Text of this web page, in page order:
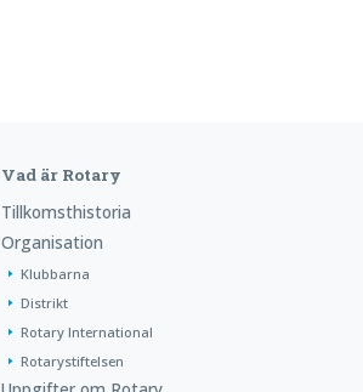
Vad är Rotary
Tillkomsthistoria
Organisation
Klubbarna
Distrikt
Rotary International
Rotarystiftelsen